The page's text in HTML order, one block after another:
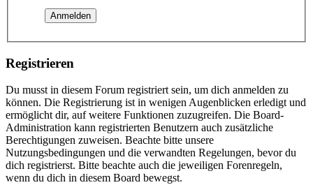
Registrieren
Du musst in diesem Forum registriert sein, um dich anmelden zu
können. Die Registrierung ist in wenigen Augenblicken erledigt und
ermöglicht dir, auf weitere Funktionen zuzugreifen. Die Board-
Administration kann registrierten Benutzern auch zusätzliche
Berechtigungen zuweisen. Beachte bitte unsere
Nutzungsbedingungen und die verwandten Regelungen, bevor du
dich registrierst. Bitte beachte auch die jeweiligen Forenregeln,
wenn du dich in diesem Board bewegst.